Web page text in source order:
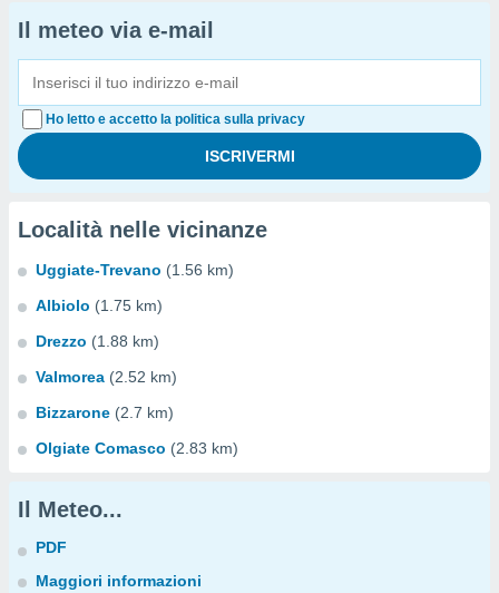
Il meteo via e-mail
Ho letto e accetto la politica sulla privacy
Località nelle vicinanze
Uggiate-Trevano (1.56 km)
Albiolo (1.75 km)
Drezzo (1.88 km)
Valmorea (2.52 km)
Bizzarone (2.7 km)
Olgiate Comasco (2.83 km)
Il Meteo...
PDF
Maggiori informazioni